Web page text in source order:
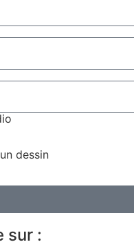
dessin
sur :